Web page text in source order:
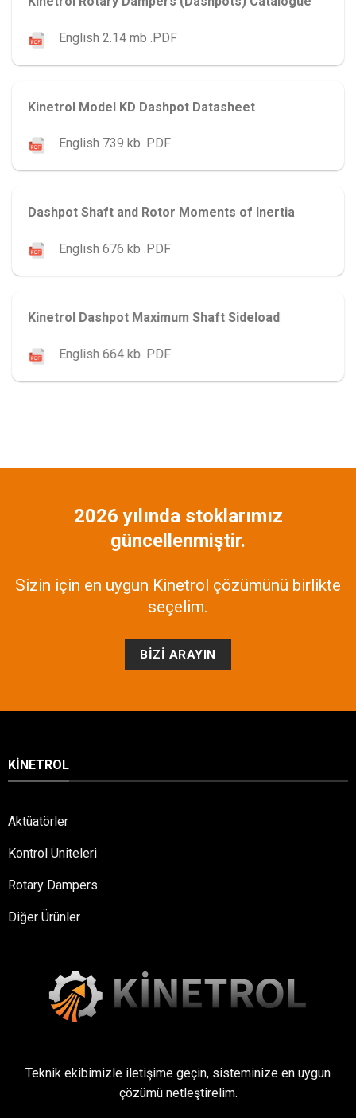
English 2.14 mb .PDF
Kinetrol Model KD Dashpot Datasheet
English 739 kb .PDF
Dashpot Shaft and Rotor Moments of Inertia
English 676 kb .PDF
Kinetrol Dashpot Maximum Shaft Sideload
English 664 kb .PDF
2026 yılında stoklarımız
güncellenmiştir.
Sizin için en uygun Kinetrol çözümünü birlikte
seçelim.
BIZI ARAYIN
KINETROL
Aktüatörler
Kontrol Üniteleri
Rotary Dampers
Diğer Ürünler
Teknik ekibimizle iletişime geçin, sisteminize en uygun
çözümü netleştirelim.